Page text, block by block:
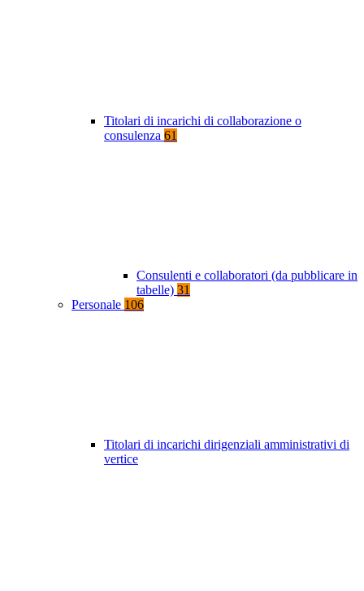
Titolari di incarichi di collaborazione o
consulenza 61
Consulenti e collaboratori (da pubblicare in
tabelle) 31
Personale 106
Titolari di incarichi dirigenziali amministrativi di
vertice